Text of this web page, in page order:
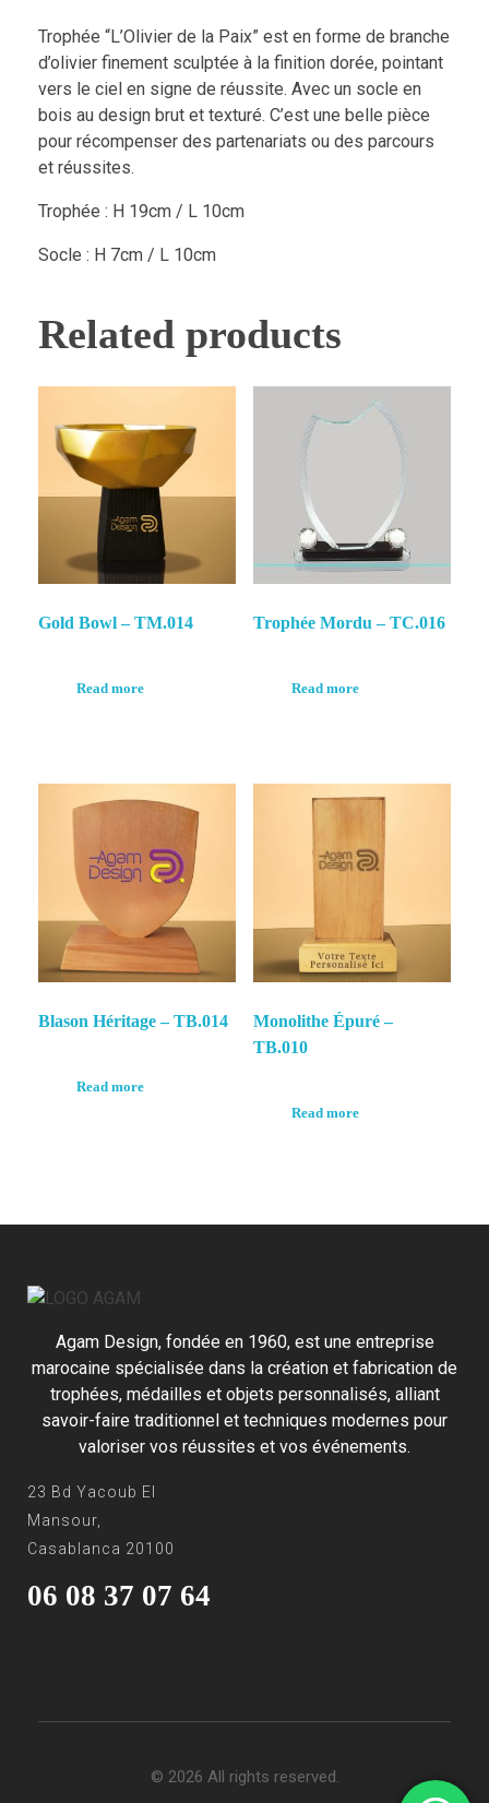
Trophée “L’Olivier de la Paix” est en forme de branche
d’olivier finement sculptée à la finition dorée, pointant
vers le ciel en signe de réussite. Avec un socle en
bois au design brut et texturé. C’est une belle pièce
pour récompenser des partenariats ou des parcours
et réussites.
Trophée : H 19cm / L 10cm
Socle : H 7cm / L 10cm
Related products
Gold Bowl – TM.014
Read more
Trophée Mordu – TC.016
Read more
Blason Héritage – TB.014
Read more
Monolithe Épuré –
TB.010
Read more
Agam Design, fondée en 1960, est une entreprise
marocaine spécialisée dans la création et fabrication de
trophées, médailles et objets personnalisés, alliant
savoir-faire traditionnel et techniques modernes pour
valoriser vos réussites et vos événements.
23 Bd Yacoub El
Mansour,
Casablanca 20100
06 08 37 07 64
© 2026 All rights reserved.